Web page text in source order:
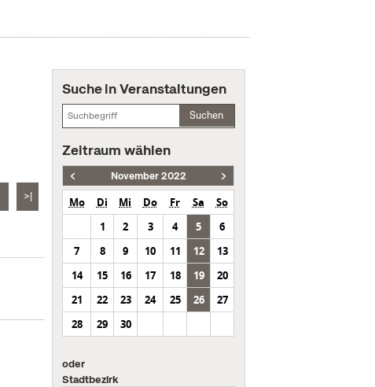
>|
Suche in Veranstaltungen
Suchen
Zeitraum wählen
November 2022
Mo Di Mi Do Fr Sa
So
1
2 3 4 5
6
7
8 9 10 11 12
13
14
15 16 17 18 19
20
21
22 23 24 25 26
27
28
29 30
oder
Stadtbezirk